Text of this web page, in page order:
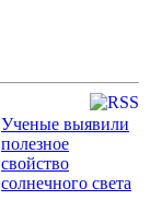
Ученые выявили
полезное
свойство
солнечного света